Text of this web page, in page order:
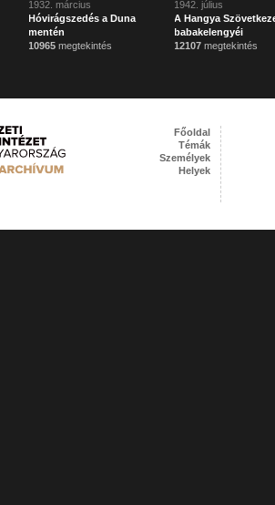
1932. március
Hóvirágszedés a Duna
mentén
10965 megtekintés
1942. július
A Hangya
babakelengyéi
12107 megtekintés
Főoldal
Témák
Személyek
Helyek